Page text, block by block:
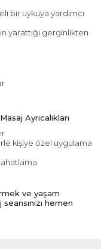
bir uykuya yardımcı
yarattığı gerginlikten
Ayrıcalıkları
kişiye özel uygulama
ve yaşam
hemen